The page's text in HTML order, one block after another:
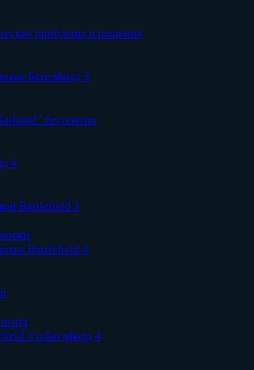
проблемы и решения
Бателфилд 3
бесплатно
4
Battlefield 3
Battlefield 4
3 и Батлфилд 4